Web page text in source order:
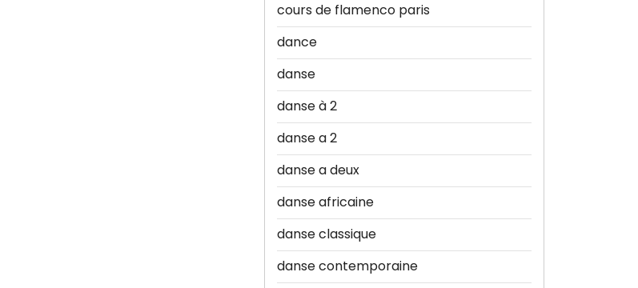
cours de flamenco paris
dance
danse
danse à 2
danse a 2
danse a deux
danse africaine
danse classique
danse contemporaine